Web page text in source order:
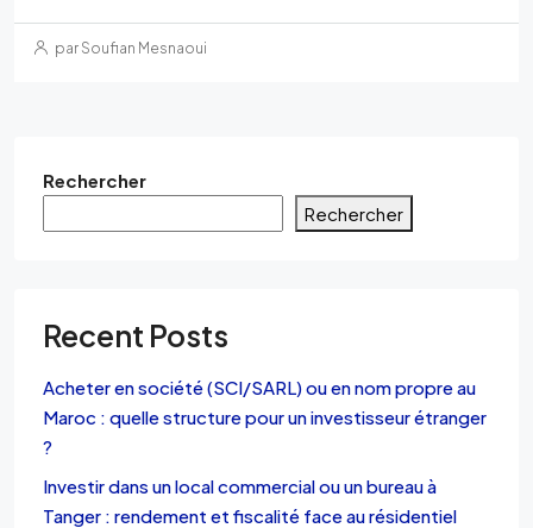
par Soufian Mesnaoui
Rechercher
Rechercher
Recent Posts
Acheter en société (SCI/SARL) ou en nom propre au
Maroc : quelle structure pour un investisseur étranger
?
Investir dans un local commercial ou un bureau à
Tanger : rendement et fiscalité face au résidentiel